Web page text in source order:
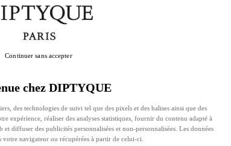
chez DIPTYQUE
des technologies de suivi tel que des pixels et des balises ainsi que des
expérience, réaliser des analyses statistiques, fournir du contenu adapté à
diffuser des publicités personnalisées et non-personnalisées. Les données
votre navigateur ou récupérées à partir de celui-ci.
Continuer sans accepter